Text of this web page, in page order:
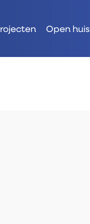
Open huis